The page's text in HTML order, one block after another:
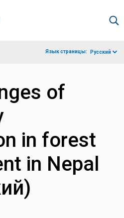
Язык страницы: Русский
of
in forest
in Nepal